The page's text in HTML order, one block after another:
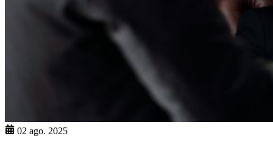
02 ago. 2025